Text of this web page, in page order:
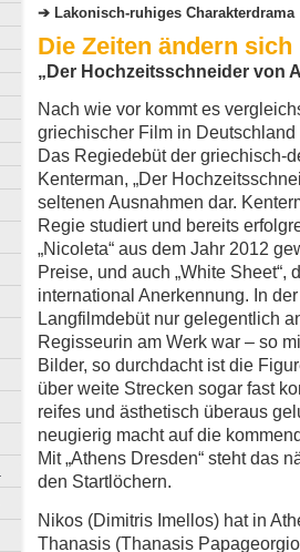
Lakonisch-ruhiges Charakterdrama
Die Zeiten ändern sich
„Der Hochzeitsschneider von
Nach wie vor kommt es
griechischer Film in
Das Regiedebüt der griechisch-
Kenterman, „Der
seltenen Ausnahmen dar.
Regie studiert und bereits
„Nicoleta“ aus dem Jahr 2012
Preise, und auch „White
international Anerkennung. In
Langfilmdebüt nur gelegentlich
Regisseurin am Werk war – so
Bilder, so durchdacht ist die
über weite Strecken sogar fast
reifes und ästhetisch überaus
neugierig macht auf die
Mit „Athens Dresden“ steht das
den Startlöchern.
Nikos (Dimitris Imellos) hat in
Thanasis (Thanasis